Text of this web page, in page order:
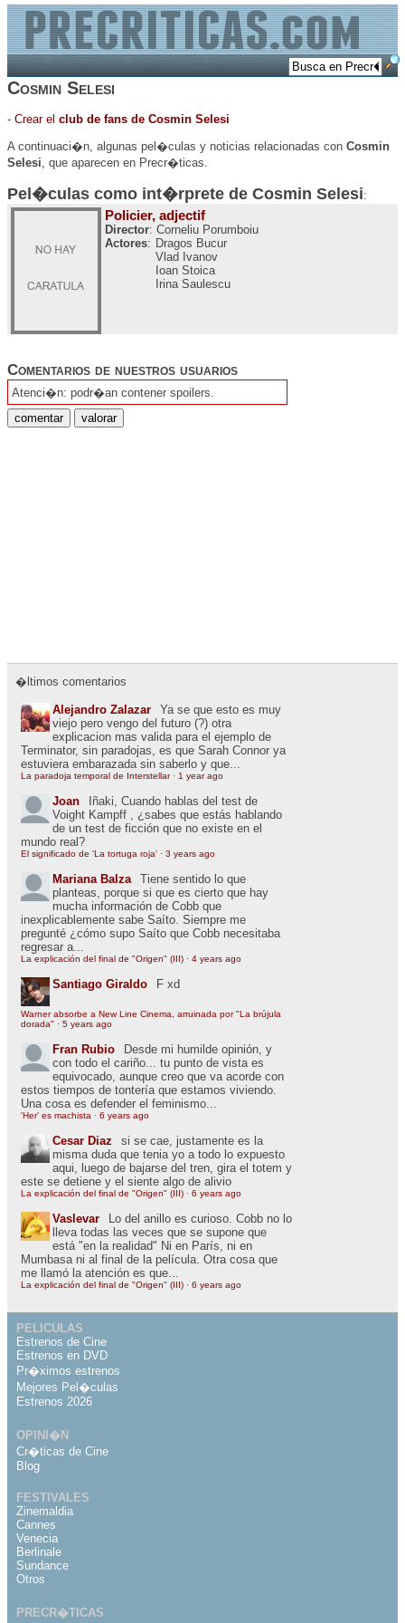
Cosmin Selesi
- Crear el club de fans de Cosmin Selesi
A continuaci�n, algunas pel�culas y noticias relacionadas con Cosmin
Selesi , que aparecen en Precr�ticas.
Pel�culas como int�rprete de Cosmin Selesi:
Policier, adjectif
Director: Corneliu Porumboiu
Actores: Dragos Bucur
Vlad Ivanov
Ioan Stoica
Irina Saulescu
Comentarios de nuestros usuarios
Atenci�n: podr�an contener spoilers.
�ltimos comentarios
Alejandro Zalazar
Ya se que esto es muy
viejo pero vengo del futuro (?) otra
explicacion mas valida para el ejemplo de
Terminator, sin paradojas, es que Sarah Connor ya
estuviera embarazada sin saberlo y que...
La paradoja temporal de Interstellar· 1 year ago
Joan
Iñaki, Cuando hablas del test de
Voight Kampff , ¿sabes que estás hablando
de un test de ficción que no existe en el
mundo real?
El significado de 'La tortuga roja' · 3 years ago
Mariana Balza
Tiene sentido lo que
planteas, porque si que es cierto que hay
mucha información de Cobb que
inexplicablemente sabe Saíto. Siempre me
pregunté ¿cómo supo Saíto que Cobb necesitaba
regresar a...
La explicación del final de "Origen" (III) · 4 years ago
Santiago Giraldo F xd
Warner absorbe a New Line Cinema, arruinada por "La brújula
dorada" · 5 years ago
Fran Rubio
Desde mi humilde opinión, y
con todo el cariño... tu punto de vista es
equivocado, aunque creo que va acorde con
estos tiempos de tontería que estamos viviendo.
Una cosa es defender el feminismo...
'Her' es machista · 6 years ago
Cesar Diaz
si se cae, justamente es la
misma duda que tenia yo a todo lo expuesto
aqui, luego de bajarse del tren, gira el totem y
este se detiene y el siente algo de alivio
La explicación del final de "Origen" (III) · 6 years ago
Vaslevar
Lo del anillo es curioso. Cobb no lo
lleva todas las veces que se supone que
está "en la realidad" Ni en París, ni en
Mumbasa ni al final de la película. Otra cosa que
me llamó la atención es que...
La explicación del final de "Origen" (III) · 6 years ago
PELICULAS
Estrenos de Cine
Estrenos en DVD
Pr�ximos estrenos
Mejores Pel�culas
Estrenos 2026
OPINI�N
Cr�ticas de Cine
Blog
FESTIVALES
Zinemaldia
Cannes
Venecia
Berlinale
Sundance
Otros
PRECR�TICAS